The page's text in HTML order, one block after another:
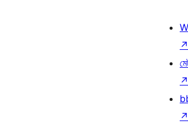
↗
↗
↗